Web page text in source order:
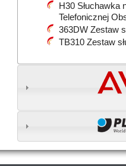
H30 Słuchawka
Telefonicznej
363DW Zestaw
TB310 Zestaw